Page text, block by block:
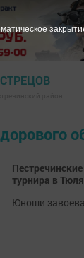
турнира в
Юноши